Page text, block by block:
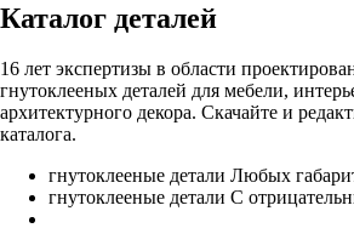
Каталог деталей
16 лет экспертизы в области
гнутоклееных деталей для мебели,
архитектурного декора. Скачайте и
каталога.
гнутоклееные детали Любых
гнутоклееные детали С